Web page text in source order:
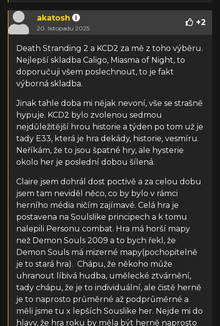
akatosh
20. listopadu 2025
+2
Death Stranding 2 a KCD2 za mě z toho výběru.
Nejlepší skladba Caligo, Miasma of Night, to
doporučuji všem poslechnout, to je fakt
výborná skladba.
Jinak tahle doba mi nějak nevoní, vše se strašně
hypuje. KCD2 bylo zvolenou sedmou
nejdůležitější hrou historie a týden po tom už je
tady E33, která je hra dekády, historie, vesmíru.
Neříkám, že to jsou špatné hry, ale hysterie
okolo her je poslední dobou šílená.
Claire jsem dohrál dost poctivě a za celou dobu
jsem tam neviděl něco, co by bylo v rámci
herního média ničím zajímavé. Celá hra je
postavena na Soulslike principech a k tomu
nalepili Personu combat. Hra má horší mapy
než Demon Souls 2009 a to bych řekl, že
Demon Souls má mizerné mapy(pochopitelně
je to stará hra). Chápu, že někoho může
uhranout líbivá hudba, umělecké ztvárnění,
tady chápu, že je to individuální, ale čistě herně
je to naprosto průměrné až podprůměrné a
měli jsme tu x lepších Souslike her. Nejde mi do
hlavy, že hra roku by měla být herně naprosto